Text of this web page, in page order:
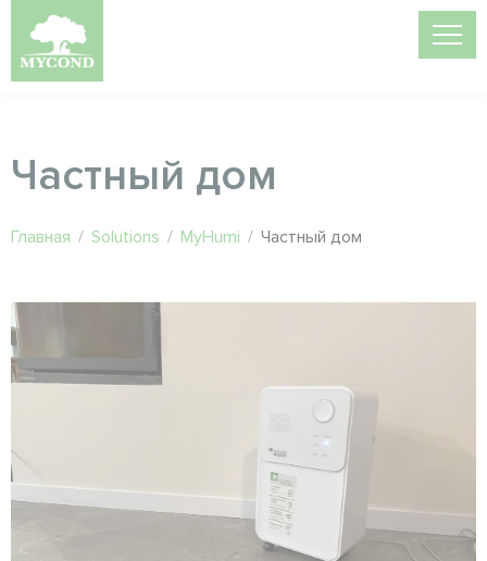
Частный дом
Главная / Solutions / MyHumi / Частный дом